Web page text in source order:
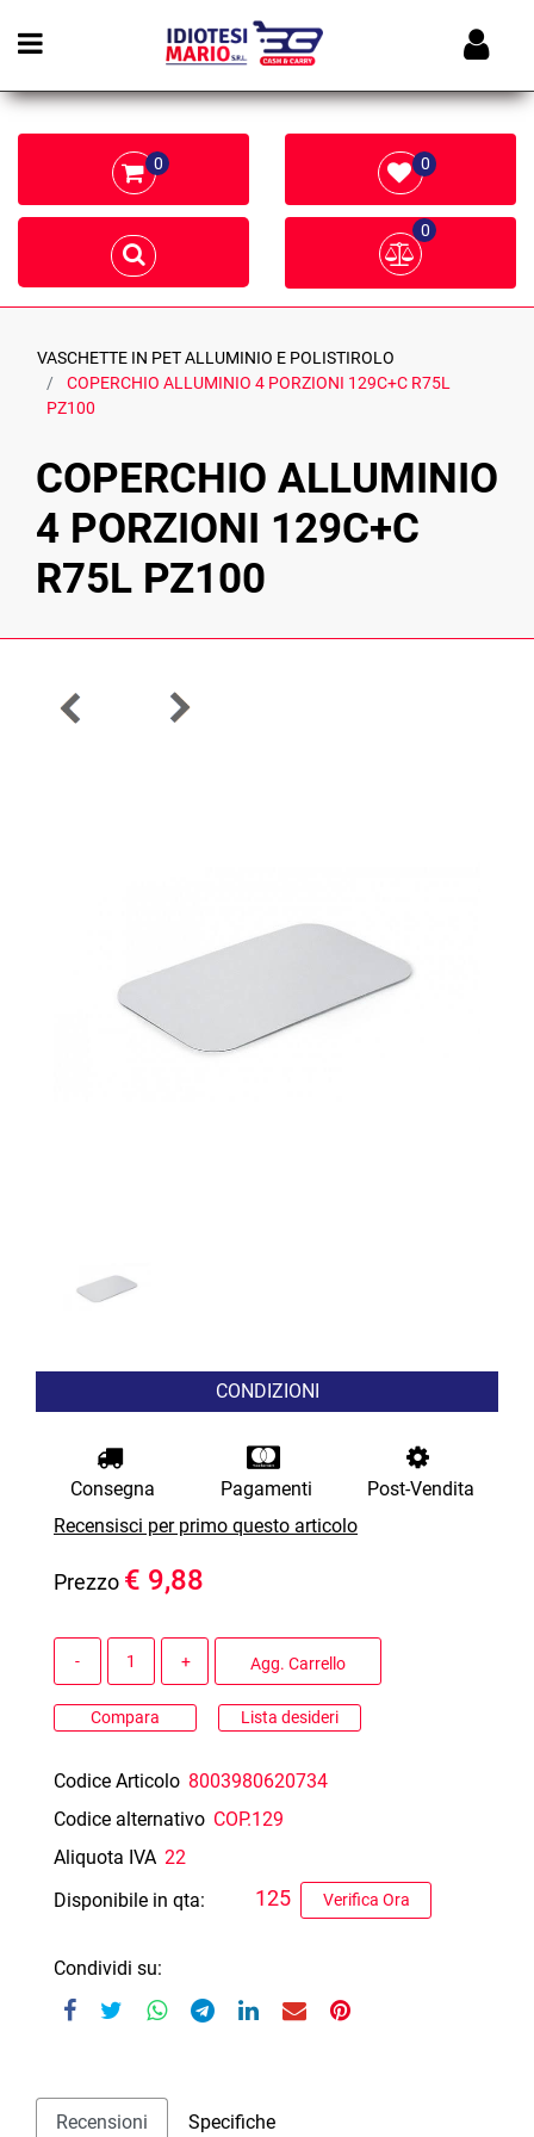
Open menu
0 0
0
VASCHETTE IN PET ALLUMINIO E POLISTIROLO
COPERCHIO ALLUMINIO 4 PORZIONI 129C+C R75L
PZ100
COPERCHIO ALLUMINIO
4 PORZIONI 129C+C
R75L PZ100
CONDIZIONI
Consegna Pagamenti
Post-Vendita
Recensisci per primo questo articolo
Prezzo € 9,88
Agg. Carrello
Compara Lista desideri
Codice Articolo 8003980620734
Codice alternativo COP.129
Aliquota IVA 22
Disponibile in qta:
Verifica Ora
125
Condividi su:
Recensioni Specifiche